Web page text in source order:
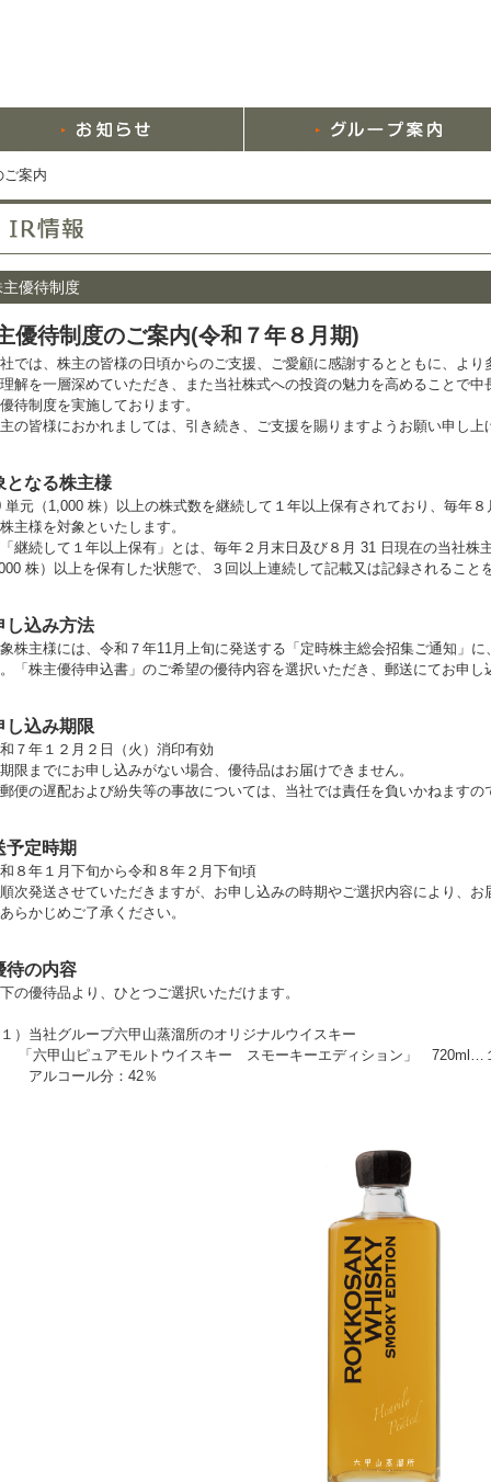
ご案内
主優待制度
優待制度のご案内(令和７年８月期)
では、株主の皆様の日頃からのご支援、ご愛顧に感謝するとともに、よ
解を一層深めていただき、また当社株式への投資の魅力を高めることで
待制度を実施しております。
の皆様におかれましては、引き続き、ご支援を賜りますようお願い申し上
となる株主様
元（1,000 株）以上の株式数を継続して１年以上保有されており、毎年
主様を対象といたします。
続して１年以上保有」とは、毎年２月末日及び８月 31 日現在の当社株
株）以上を保有した状態で、３回以上連続して記載又は記録されること
し込み方法
株主様には、令和７年11月上旬に発送する「定時株主総会招集ご通知」
「株主優待申込書」のご希望の優待内容を選択いただき、郵送にてお申し
し込み期限
７年１２月２日（火）消印有効
までにお申し込みがない場合、優待品はお届けできません。
の遅配および紛失等の事故については、当社では責任を負いかねますの
予定時期
８年１月下旬から令和８年２月下旬頃
発送させていただきますが、お申し込みの時期やご選択内容により、お
かじめご了承ください。
待の内容
の優待品より、ひとつご選択いただけます。
）当社グループ六甲山蒸溜所のオリジナルウイスキー
甲山ピュアモルトウイスキー スモーキーエディション」 720ml…
コール分：42％